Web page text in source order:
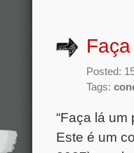
Posted:
Tags:
“Faça lá um
Este é um